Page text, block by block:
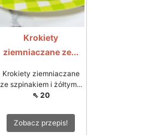
Krokiety
ziemniaczane ze...
Krokiety ziemniaczane
ze szpinakiem i żółtym...
⇖ 20
Zobacz przepis!